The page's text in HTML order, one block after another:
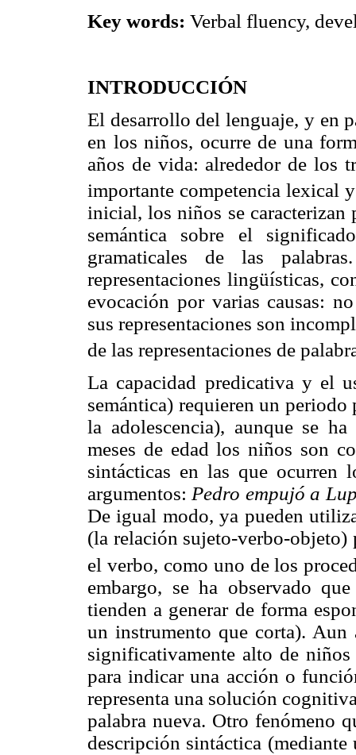
Key words: Verbal fluency,
INTRODUCCIÓN
El desarrollo del lenguaje, y en
en los niños, ocurre de una
años de vida: alrededor de los
importante competencia lexical
inicial, los niños se caracterizan
semántica sobre el
gramaticales de las
representaciones lingüísticas,
evocación por varias causas:
sus representaciones son
de las representaciones de
La capacidad predicativa y el
semántica) requieren un
la adolescencia), aunque se
meses de edad los niños son
sintácticas en las que ocurren
argumentos: Pedro empujó a
De igual modo, ya pueden
(la relación sujeto-verbo-objeto)
el verbo, como uno de los
embargo, se ha observado
tienden a generar de forma
un instrumento que corta). Aun
significativamente alto de
para indicar una acción o
representa una solución
palabra nueva. Otro fenómeno
descripción sintáctica (mediante